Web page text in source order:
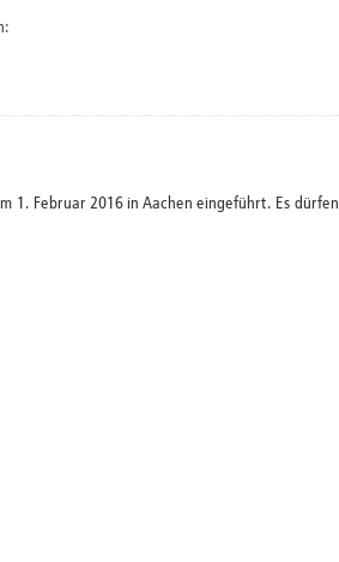
1. Februar 2016 in Aachen eingeführt. Es dürfen